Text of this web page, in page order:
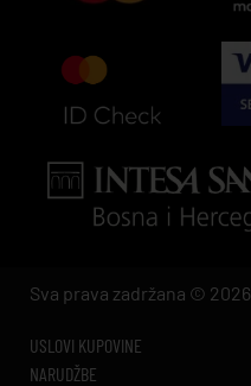
Sva prava zadržana © 2026
USLOVI KUPOVINE
NARUDŽBE